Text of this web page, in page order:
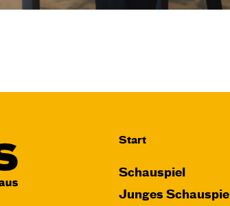
Start
Schauspiel
Junges Schauspiel